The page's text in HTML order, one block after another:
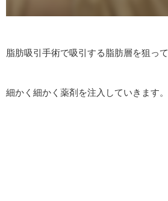
脂肪吸引手術で吸引する脂肪層を狙って
細かく細かく薬剤を注入していきます。